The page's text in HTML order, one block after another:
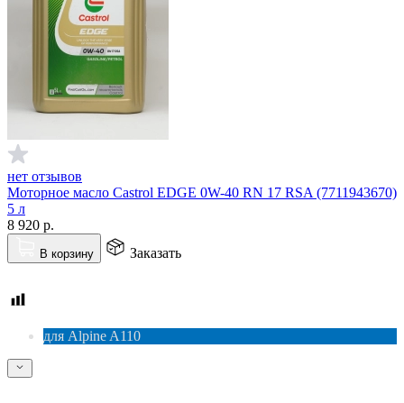
нет отзывов
Моторное масло Castrol EDGE 0W-40 RN 17 RSA (7711943670)
5 л
8 920 р.
В корзину Заказать
для Alpine A110